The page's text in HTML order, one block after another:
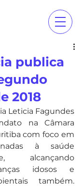
publica
2018
Leticia Fagundes
na Câmara
com foco em
à saúde
alcançando
idosos e
também.